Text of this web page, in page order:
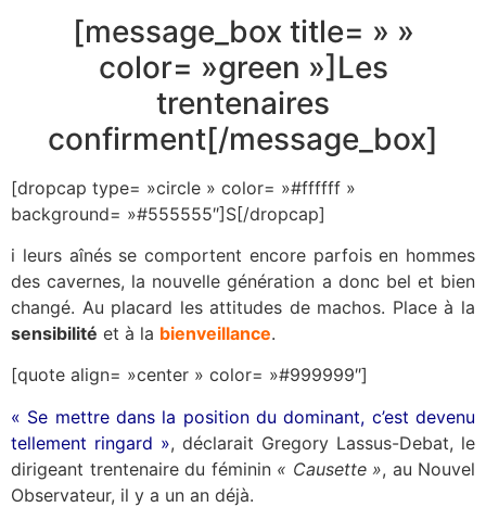
[message_box title= » »
color= »green »]Les
trentenaires
confirment[/message_box]
[dropcap type= »circle » color= »#ffffff »
background= »#555555″]S[/dropcap]
i leurs aînés se comportent encore parfois en hommes
des cavernes, la nouvelle génération a donc bel et bien
changé. Au placard les attitudes de machos. Place à la
sensibilité et à la bienveillance.
[quote align= »center » color= »#999999″]
« Se mettre dans la position du dominant, c’est devenu
tellement ringard », déclarait Gregory Lassus-Debat, le
dirigeant trentenaire du féminin« Causette », au Nouvel
Observateur, il y a un an déjà.